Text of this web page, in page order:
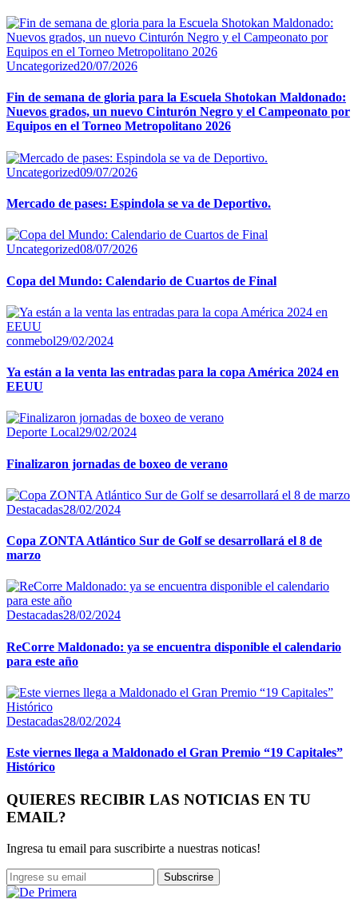
Uncategorized20/07/2026
Fin de semana de gloria para la Escuela Shotokan Maldonado:
Nuevos grados, un nuevo Cinturón Negro y el Campeonato por
Equipos en el Torneo Metropolitano 2026
Uncategorized09/07/2026
Mercado de pases: Espindola se va de Deportivo.
Uncategorized08/07/2026
Copa del Mundo: Calendario de Cuartos de Final
conmebol29/02/2024
Ya están a la venta las entradas para la copa América 2024 en
EEUU
Deporte Local29/02/2024
Finalizaron jornadas de boxeo de verano
Destacadas28/02/2024
Copa ZONTA Atlántico Sur de Golf se desarrollará el 8 de
marzo
Destacadas28/02/2024
ReCorre Maldonado: ya se encuentra disponible el calendario
para este año
Destacadas28/02/2024
Este viernes llega a Maldonado el Gran Premio “19 Capitales”
Histórico
QUIERES RECIBIR LAS NOTICIAS EN TU
EMAIL?
Ingresa tu email para suscribirte a nuestras noticas!
Subscrirse